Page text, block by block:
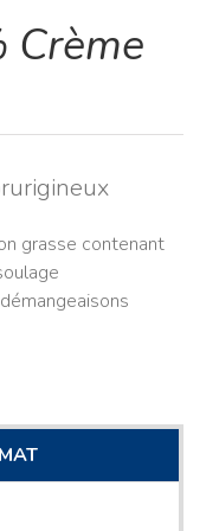
Crème
grasse contenant